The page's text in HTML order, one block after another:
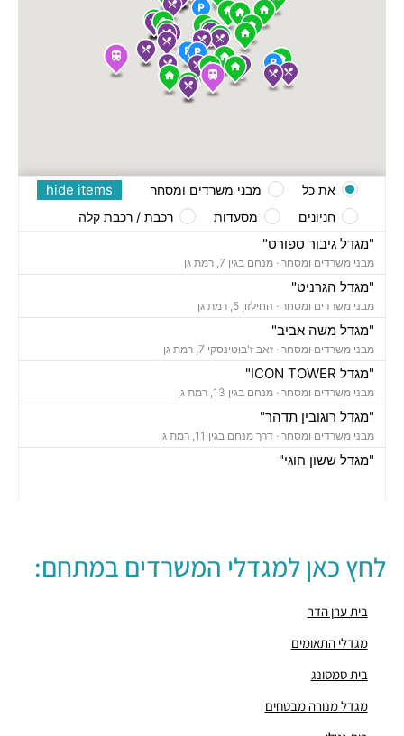
"מגדל גיבור ספורט"
מבני משרדים ומסחר · מנחם בגין 7, רמת גן
"מגדל הגרניט"
מבני משרדים ומסחר · החילזון 5, רמת גן
"מגדל משה אביב"
מבני משרדים ומסחר · זאב ז'בוטינסקי 7, רמת גן
"מגדל ICON TOWER"
מבני משרדים ומסחר · מנחם בגין 13, רמת גן
"מגדל רוגובין תדהר"
מבני משרדים ומסחר · דרך מנחם בגין 11, רמת גן
"מגדל ששון חוגי"
מבני משרדים ומסחר ·זאב ז'בוטינסקי 2, רמת גן
מבני משרדים ומסחר ·
מבני משרדים ומסחר ·
"בית תובל 22"
hide items את כל
מבני משרדים ומסחר
חניונים
מסעדות רכבת / רכבת קלה
לחץ כאן למגדלי המשרדים במתחם:
בית ערן הדר
מגדלי התאומים
בית סמסונג
מגדל מנורה מבטחים